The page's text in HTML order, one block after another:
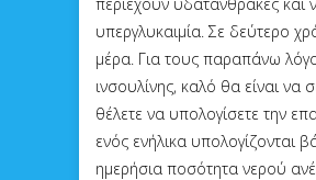
υπεργλυκαιμία. Σε δεύτερο
μέρα. Για τους παραπάνω
ινσουλίνης, καλό θα είναι
θέλετε να υπολογίσετε την
ενός ενήλικα υπολογίζονται
ημερήσια ποσότητα νερού